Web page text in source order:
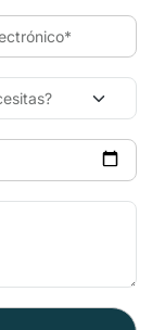
(octubre a
visitar la India
en la mayor
Udaipur,